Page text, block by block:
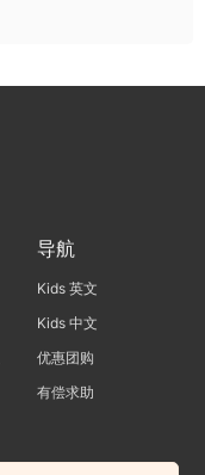
导航
Kids 英文
Kids 中文
优惠团购
有偿求助